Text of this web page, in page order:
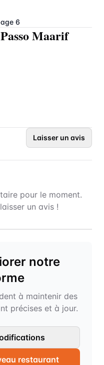
6
Maarif
Laisser un avis
pour le moment.
un avis !
notre
à maintenir des
précises et à jour.
restaurant